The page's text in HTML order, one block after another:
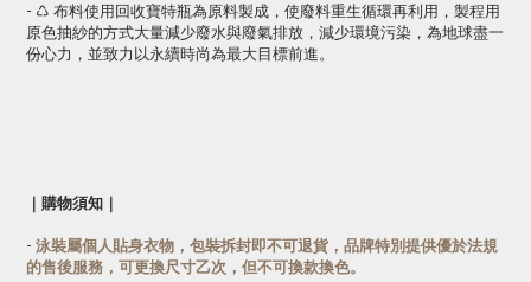
- ♺ 布料使用回收寶特瓶為原料製成，使廢料重生循環再利用，製程用
原色抽紗的方式大量減少廢水與廢氣排放，減少環境污染，為地球盡一
份心力，並致力以永續時尚為最大目標前進。
｜購物須知｜
- 泳裝屬個人貼身衣物，包裝拆封即不可退貨，品牌特別提供優於法規
的售後服務，可更換尺寸乙次，但不可換款換色。